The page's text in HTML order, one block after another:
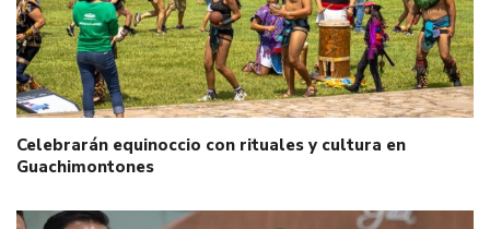
Celebrarán equinoccio con rituales y cultura en
Guachimontones